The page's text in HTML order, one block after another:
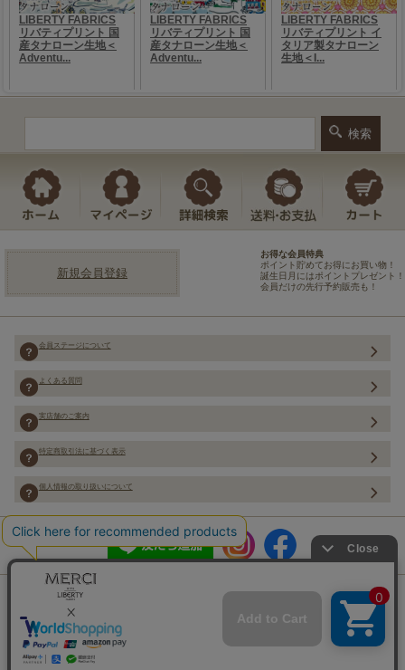
新規会員登録
お得な会員特典
ポイント貯めてお得にお買い物！
誕生日月にはポイントプレゼント！
会員だけの先行予約販売も！
会員ステージについて
よくある質問
実店舗のご案内
特定商取引法に基づく表示
個人情報の取り扱いについて
Copyright (C) Merci Co.,Ltd. ALL rights reserved.